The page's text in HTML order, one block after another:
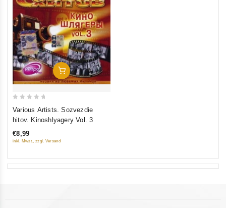
In Den Warenkorb
5
Various Artists. Sozvezdie
hitov. Kinoshlyagery Vol. 3
€8,99
inkl. Mwst., zzgl. Versand